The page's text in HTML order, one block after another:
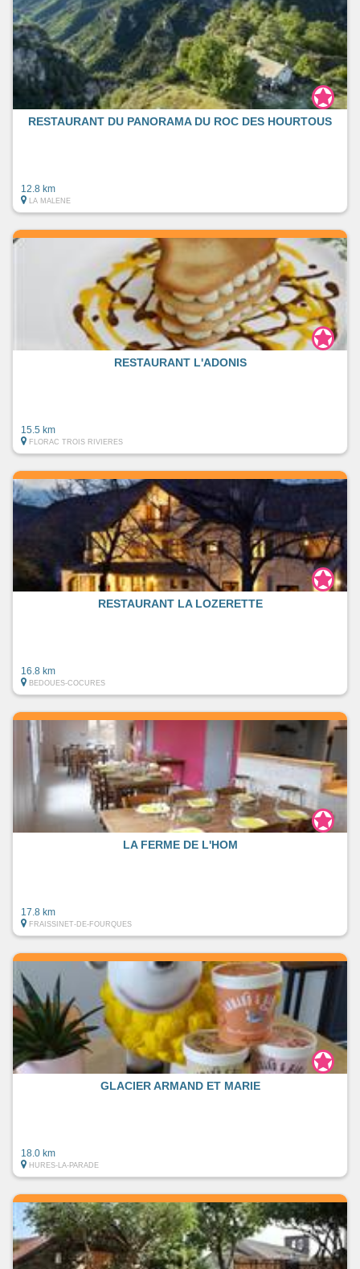
RESTAURANT DU PANORAMA DU ROC DES HOURTOUS
12.8 km
LA MALENE
RESTAURANT L'ADONIS
15.5 km
FLORAC TROIS RIVIERES
RESTAURANT LA LOZERETTE
16.8 km
BEDOUES-COCURES
LA FERME DE L'HOM
17.8 km
FRAISSINET-DE-FOURQUES
GLACIER ARMAND ET MARIE
18.0 km
HURES-LA-PARADE